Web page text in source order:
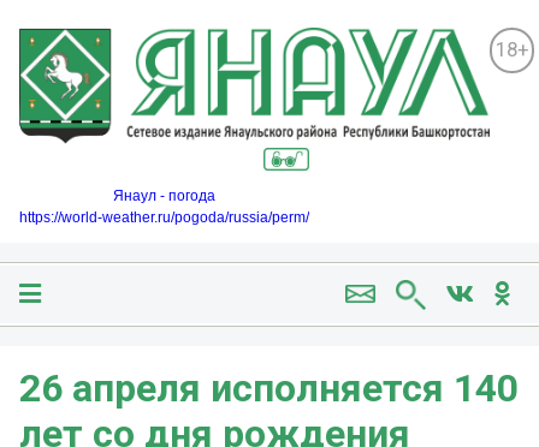
18+
Янаул - погода
https://world-weather.ru/pogoda/russia/perm/
26 апреля исполняется 140
лет со дня рождения